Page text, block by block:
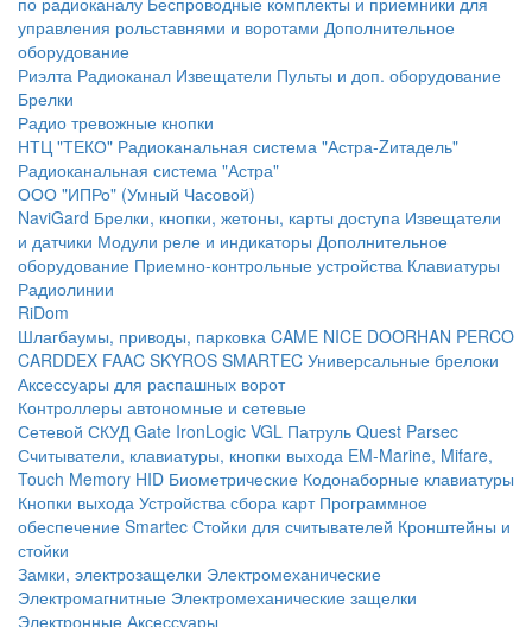
управления рольставнями и воротами Дополнительное
оборудование
Риэлта Радиоканал Извещатели Пульты и доп. оборудование
Брелки
Радио тревожные кнопки
НТЦ "ТЕКО" Радиоканальная система "Астра-Zитадель"
Радиоканальная система "Астра"
ООО "ИПРо" (Умный Часовой)
NaviGard Брелки, кнопки, жетоны, карты доступа Извещатели
и датчики Модули реле и индикаторы Дополнительное
оборудование Приемно-контрольные устройства Клавиатуры
Радиолинии
RiDom
Шлагбаумы, приводы, парковка CAME NICE DOORHAN PERCO
CARDDEX FAAC SKYROS SMARTEC Универсальные брелоки
Аксессуары для распашных ворот
Контроллеры автономные и сетевые
Сетевой СКУД Gate IronLogic VGL Патруль Quest Parsec
Считыватели, клавиатуры, кнопки выхода EM-Marine, Mifare,
Touch Memory HID Биометрические Кодонаборные клавиатуры
Кнопки выхода Устройства сбора карт Программное
обеспечение Smartec Стойки для считывателей Кронштейны и
стойки
Замки, электрозащелки Электромеханические
Электромагнитные Электромеханические защелки
Электронные Аксессуары